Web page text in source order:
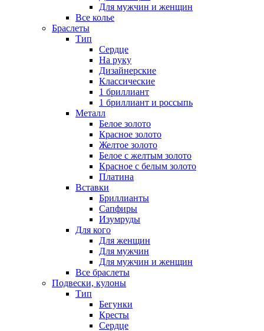
Для мужчин и женщин
Все колье
Браслеты
Тип
Сердце
На руку
Дизайнерские
Классические
1 бриллиант
1 бриллиант и россыпь
Металл
Белое золото
Красное золото
Желтое золото
Белое с желтым золото
Красное с белым золото
Платина
Вставки
Бриллианты
Сапфиры
Изумруды
Для кого
Для женщин
Для мужчин
Для мужчин и женщин
Все браслеты
Подвески, кулоны
Тип
Бегунки
Кресты
Сердце